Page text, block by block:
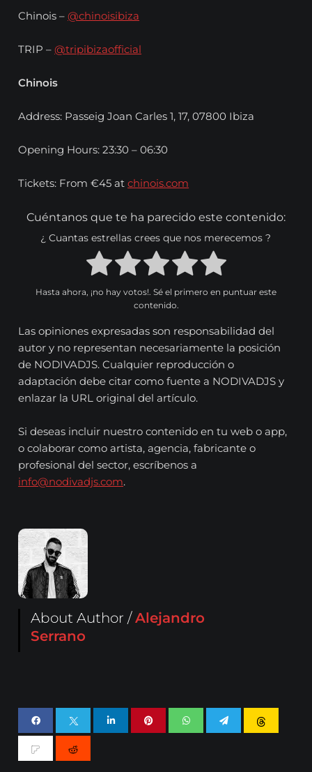
Chinois –@chinoisibiza
TRIP –@tripibizaofficial
Chinois
Address: Passeig Joan Carles 1, 17, 07800 Ibiza
Opening Hours: 23:30 – 06:30
Tickets: From €45 atchinois.com
Cuéntanos que te ha parecido este contenido:
¿ Cuantas estrellas crees que nos merecemos ?
Hasta ahora, ¡no hay votos!. Sé el primero en puntuar este
contenido.
Las opiniones expresadas son responsabilidad del
autor y no representan necesariamente la posición
de NODIVADJS. Cualquier reproducción o
adaptación debe citar como fuente a NODIVADJS y
enlazar la URL original del artículo.
Si deseas incluir nuestro contenido en tu web o app,
o colaborar como artista, agencia, fabricante o
profesional del sector, escríbenos a
info@nodivadjs.com.
About Author /Alejandro
Serrano